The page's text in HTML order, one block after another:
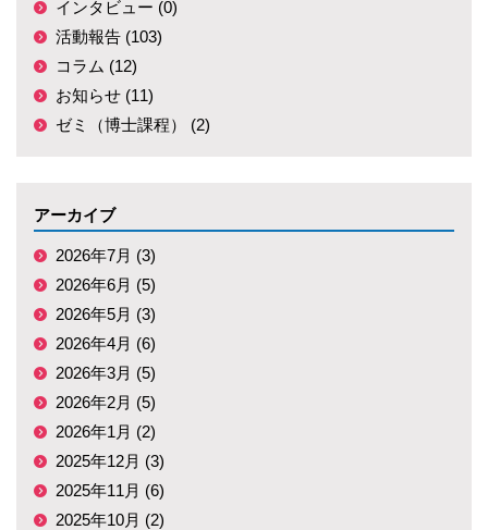
インタビュー (0)
活動報告 (103)
コラム (12)
お知らせ (11)
ゼミ（博士課程） (2)
アーカイブ
2026年7月 (3)
2026年6月 (5)
2026年5月 (3)
2026年4月 (6)
2026年3月 (5)
2026年2月 (5)
2026年1月 (2)
2025年12月 (3)
2025年11月 (6)
2025年10月 (2)